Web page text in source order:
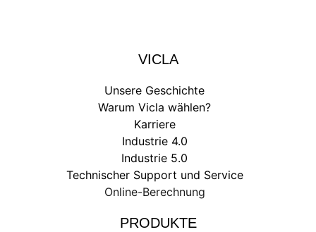
VICLA
Unsere Geschichte
Warum Vicla wählen?
Karriere
Industrie 4.0
Industrie 5.0
Technischer Support und Service
Online-Berechnung
PRODUKTE